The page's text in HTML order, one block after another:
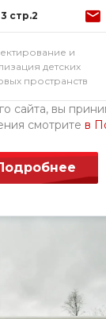
файлов
сайта, вы
смотрите в
стр.2
и
детских
пространств
г. Тихвин